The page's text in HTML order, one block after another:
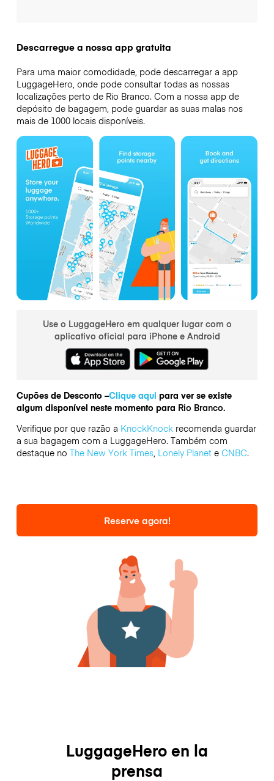
Descarregue a nossa app gratuita
Para uma maior comodidade, pode descarregar a app
LuggageHero, onde pode consultar todas as nossas
localizações perto de Rio Branco. Com a nossa app de
depósito de bagagem, pode guardar as suas malas nos
mais de 1000 locais disponíveis.
Use o LuggageHero em qualquer lugar com o
aplicativo oficial para iPhone e Android
Cupões de Desconto –Clique aqui para ver se existe
algum disponível neste momento para Rio Branco.
Verifique por que razão a KnockKnockrecomenda guardar
a sua bagagem com a LuggageHero. Também com
destaque no The New York Times, Lonely Planete CNBC.
Reserve agora!
LuggageHero en la
prensa